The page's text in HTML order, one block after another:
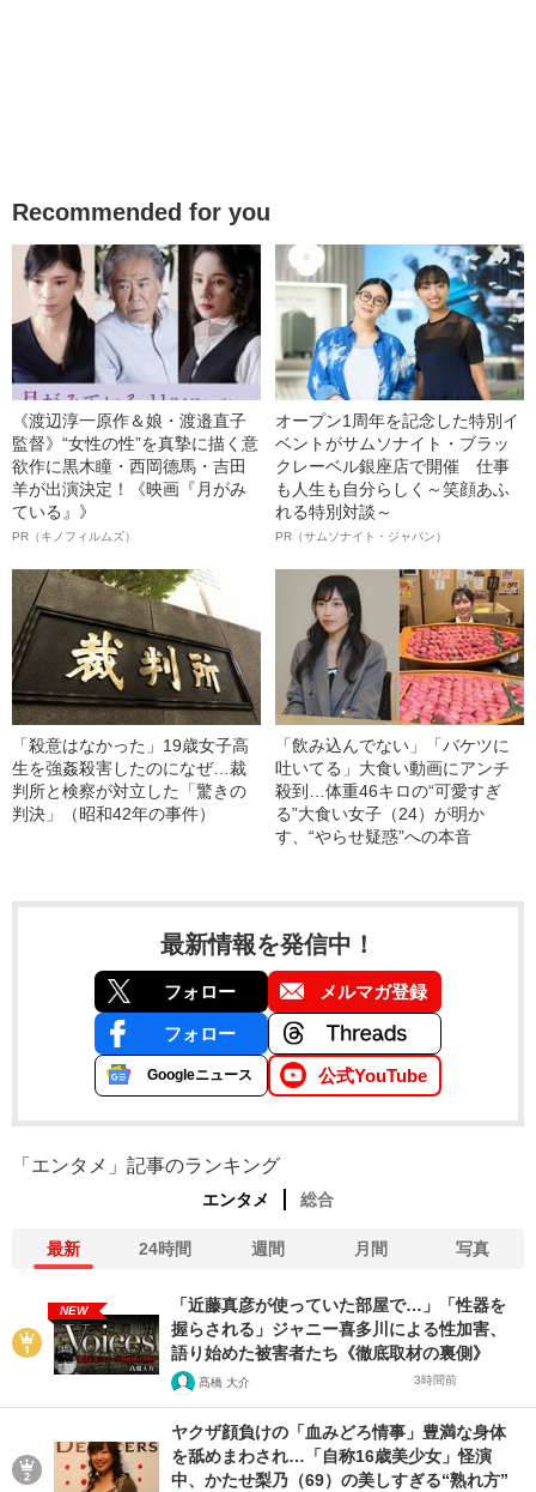
Recommended for you
《渡辺淳一原作＆娘・渡邉直子
監督》“女性の性”を真摯に描く意
欲作に黒木瞳・西岡德馬・吉田
羊が出演決定！《映画『月がみ
ている』》
PR（キノフィルムズ）
オープン1周年を記念した特別イ
ベントがサムソナイト・ブラッ
クレーベル銀座店で開催 仕事
も人生も自分らしく～笑顔あふ
れる特別対談～
PR（サムソナイト・ジャパン）
「殺意はなかった」19歳女子高
生を強姦殺害したのになぜ…裁
判所と検察が対立した「驚きの
判決」（昭和42年の事件）
「飲み込んでない」「バケツに
吐いてる」大食い動画にアンチ
殺到…体重46キロの“可愛すぎ
る”大食い女子（24）が明か
す、“やらせ疑惑”への本音
最新情報を発信中！
フォロー メルマガ登録
フォロー
Googleニュース 公式YouTube
「エンタメ」記事のランキング
エンタメ 総合
最新 24時間 週間 月間 写真
NEW
「近藤真彦が使っていた部屋で…」「性器を
握らされる」ジャニー喜多川による性加害、
語り始めた被害者たち《徹底取材の裏側》
髙橋 大介 3時間前
ヤクザ顔負けの「血みどろ情事」豊満な身体
を舐めまわされ…「自称16歳美少女」怪演
中、かたせ梨乃（69）の美しすぎる“熟れ方”